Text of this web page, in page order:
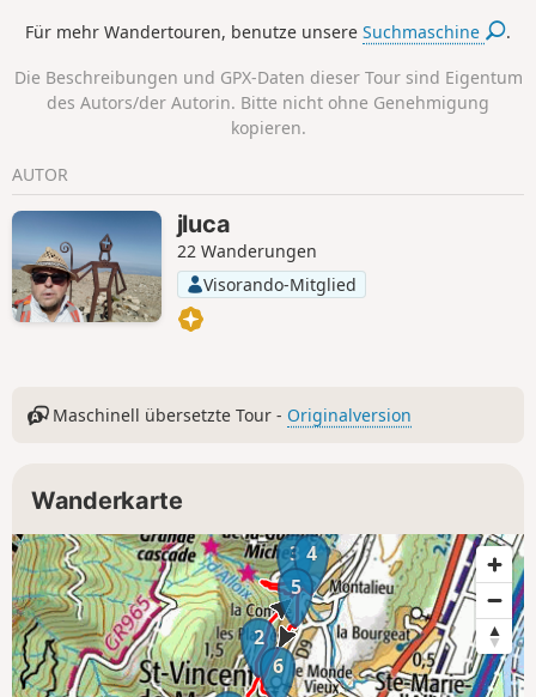
Plateau des Petites Roches steigt, bevor sie
verläuft und schließlich über den heiklen
Pas du Facteur wieder hinunter ins
Für mehr Wandertouren, benutze unsereSuchmaschine .
Die Beschreibungen und GPX-Daten dieser Tour sind Eigentum
des Autors/der Autorin. Bitte nicht ohne Genehmigung
kopieren.
AUTOR
jluca
22 Wanderungen
Visorando-Mitglied
Maschinell übersetzte Tour - Originalversion
Wanderkarte
2
3 4
5
6